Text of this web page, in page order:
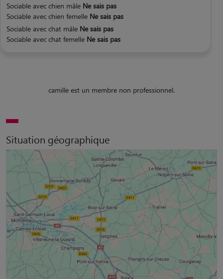
Sociable avec chien mâle Ne sais pas
Sociable avec chien femelle Ne sais pas
Sociable avec chat mâle Ne sais pas
Sociable avec chat femelle Ne sais pas
camille est un membre non professionnel.
Situation géographique